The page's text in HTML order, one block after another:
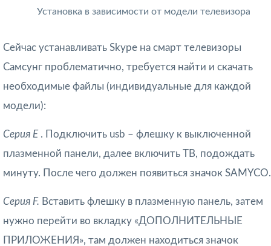
Установка в зависимости от модели телевизора
Сейчас устанавливать Skypе на смарт телевизоры
Самсунг проблематично, требуется найти и скачать
необходимые файлы (индивидуальные для каждой
модели):
Серия Е . Подключить usb – флешку к выключенной
плазменной панели, далее включить ТВ, подождать
минуту. После чего должен появиться значок SAMYCO.
Серия F. Вставить флешку в плазменную панель, затем
нужно перейти во вкладку «ДОПОЛНИТЕЛЬНЫЕ
ПРИЛОЖЕНИЯ», там должен находиться значок